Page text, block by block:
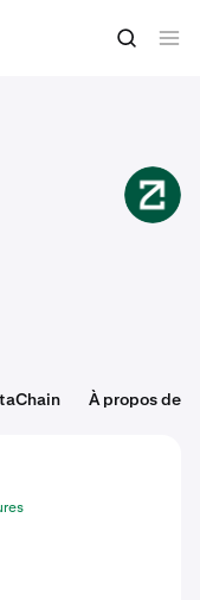
Acheter du ZETA
ZETA
À propos de